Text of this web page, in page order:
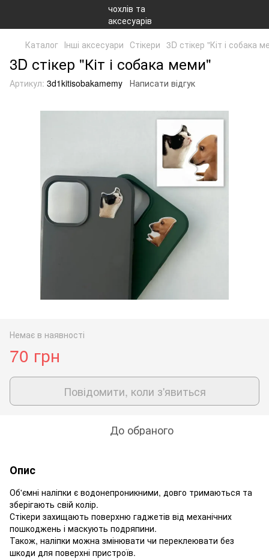
Каталог Інші аксесуари Стікери 3D стікер "Кіт і собака
3D стікер "Кіт і собака меми"
Артикул: 3d1kitisobakamemy Написати відгук
Немає в наявності
70 грн
Повідомити, коли з'явиться
До обраного
Опис
Об'ємні наліпки є водонепроникними, довго тримаються та
зберігають свій колір.
Стікери захищають поверхню гаджетів від механічних
пошкоджень і маскують подряпини.
Також, наліпки можна змінювати чи переклеювати без
шкоди для поверхні пристроїв.